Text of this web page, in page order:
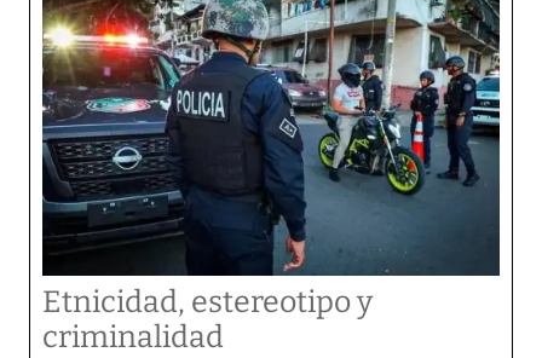
Etnicidad, estereotipo y
criminalidad